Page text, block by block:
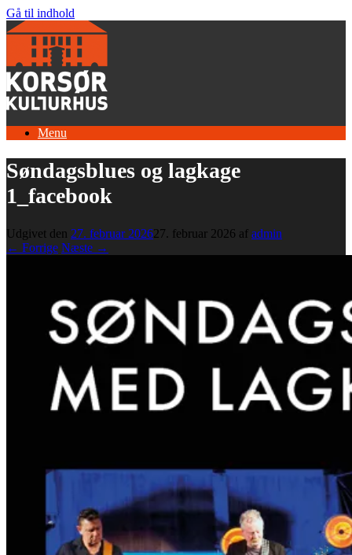
Gå til indhold
Menu
Søndagsblues og lagkage
1_facebook
Udgivet den 27. februar 202627. februar 2026 af admin
← Forrige Næste →